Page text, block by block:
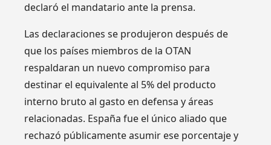
declaró el mandatario ante la prensa.
Las declaraciones se produjeron después de
que los países miembros de la OTAN
respaldaran un nuevo compromiso para
destinar el equivalente al 5% del producto
interno bruto al gasto en defensa y áreas
relacionadas. España fue el único aliado que
rechazó públicamente asumir ese porcentaje y